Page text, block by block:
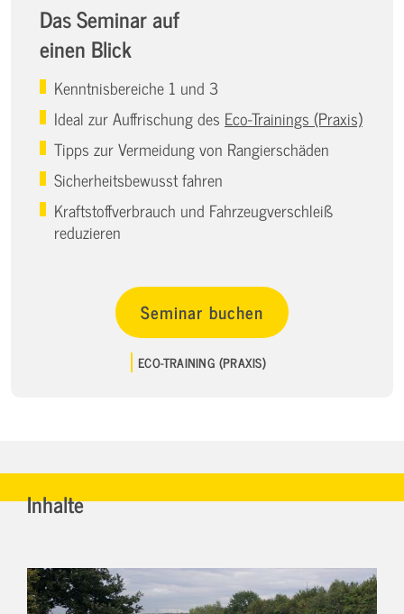
Das Seminar auf
einen Blick
Kenntnisbereiche 1 und 3
Ideal zur Auffrischung des Eco-Trainings (Praxis)
Tipps zur Vermeidung von Rangierschäden
Sicherheitsbewusst fahren
Kraftstoffverbrauch und Fahrzeugverschleiß
reduzieren
Seminar buchen
ECO-TRAINING (PRAXIS)
Inhalte